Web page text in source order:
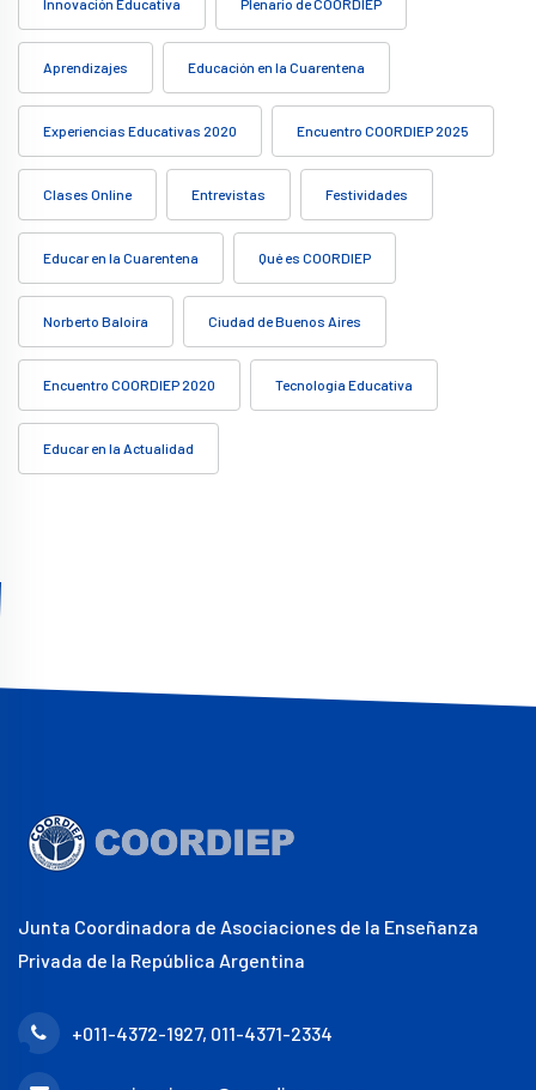
Innovación Educativa Plenario de COORDIEP
Aprendizajes Educación en la Cuarentena
Experiencias Educativas 2020 Encuentro COORDIEP 2025
Clases Online Entrevistas Festividades
Educar en la Cuarentena Qué es COORDIEP
Norberto Baloira Ciudad de Buenos Aires
Encuentro COORDIEP 2020 Tecnología Educativa
Educar en la Actualidad
Junta Coordinadora de Asociaciones de la Enseñanza
Privada de la República Argentina
+011-4372-1927, 011-4371-2334